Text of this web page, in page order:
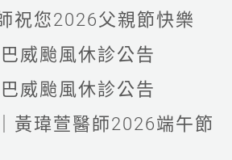
祝您2026父親節快樂
威颱風休診公告
威颱風休診公告
黃瑋萱醫師2026端午節